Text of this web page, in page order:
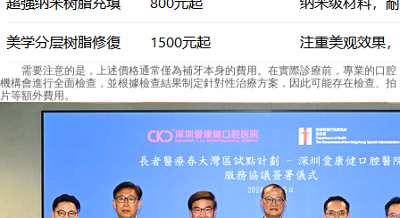
需要注意的是，上述價格通常僅為補牙本身的費用。在實際診療前，專業的口腔
機構會進行全面檢查，並根據檢查結果制定針對性治療方案，因此可能存在檢查、拍
片等額外費用。